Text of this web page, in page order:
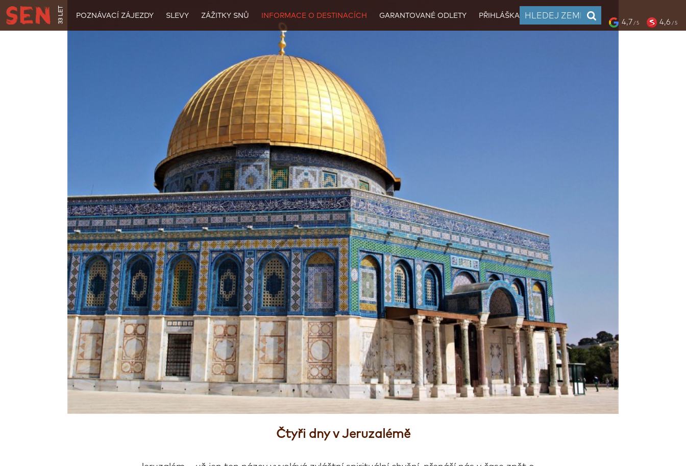
33 LET POZNÁVACÍ ZÁJEZDY SLEVY ZÁŽITKY SNŮ INFORMACE O DESTINACÍCH GARANTOVANÉ ODLETY PŘIHLÁŠKA
4,7 / 5 4,6 / 5
Čtyři dny v Jeruzalémě